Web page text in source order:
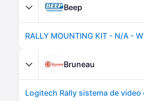
Beep
RALLY MOUNTING KIT - N/A -
Bruneau
Logitech Rally sistema de